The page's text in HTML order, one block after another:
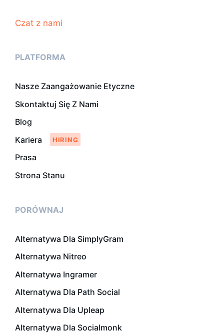
Czat z nami
PLATFORMA
Nasze Zaangażowanie Etyczne
Skontaktuj Się Z Nami
Blog
Kariera
Prasa
Strona Stanu
PORÓWNAJ
Alternatywa Dla SimplyGram
Alternatywa Nitreo
Alternatywa Ingramer
Alternatywa Dla Path Social
Alternatywa Dla Upleap
Alternatywa Dla Socialmonk